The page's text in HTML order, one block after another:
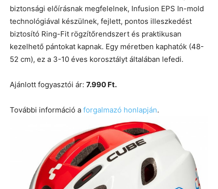
biztonsági előírásnak megfelelnek, Infusion EPS In-mold
technológiával készülnek, fejlett, pontos illeszkedést
biztosító Ring-Fit rögzítőrendszert és praktikusan
kezelhető pántokat kapnak. Egy méretben kaphatók (48-
52 cm), ez a 3-10 éves korosztályt általában lefedi.
Ajánlott fogyasztói ár: 7.990 Ft.
További információ a forgalmazó honlapján.